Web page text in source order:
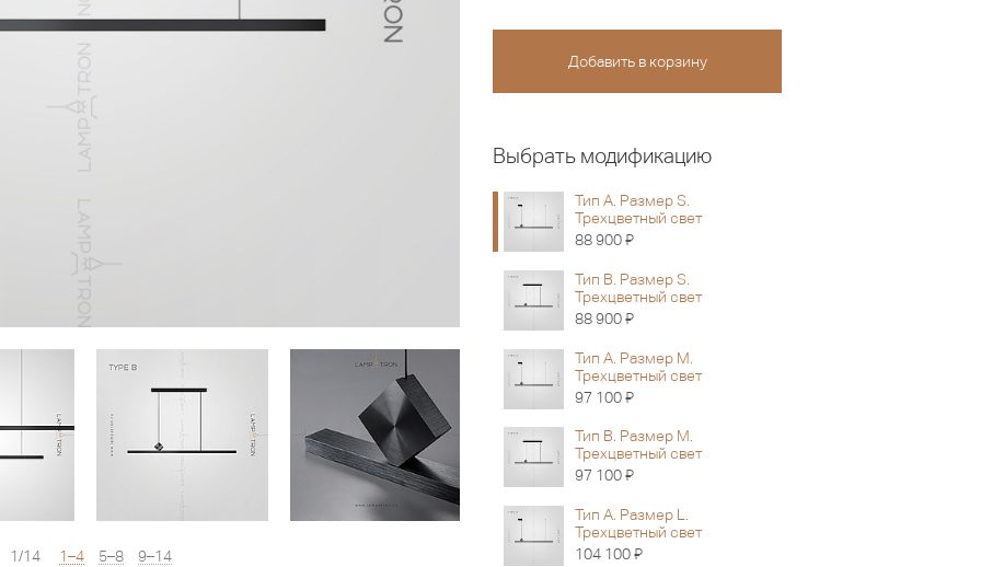
1/14 1–4 5–8 9–14
Выбрать модификацию
Тип A. Размер S.
Трехцветный свет
88 900Я
Тип B. Размер S.
Трехцветный свет
88 900Я
Тип A. Размер M.
Трехцветный свет
97 100Я
Тип B. Размер M.
Трехцветный свет
97 100Я
Тип A. Размер L.
Трехцветный свет
104 100Я